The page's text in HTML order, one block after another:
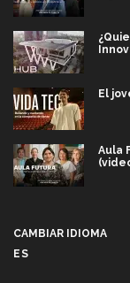
El
Aula
CAMBIAR IDIOMA
ES